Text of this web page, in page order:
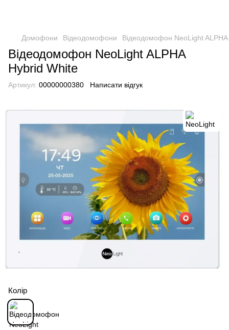
Домофони Відеодомофони Відеодомофон NeoLight
Відеодомофон NeoLight ALPHA
Hybrid White
Артикул: 00000000380 Написати відгук
Колір